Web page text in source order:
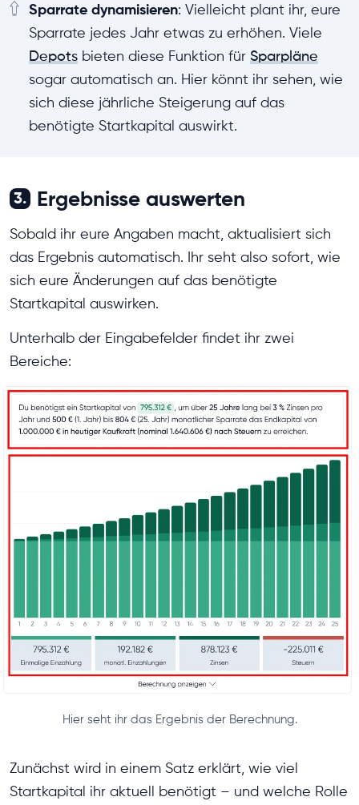
Sparrate dynamisieren: Vielleicht plant ihr, eure
Sparrate jedes Jahr etwas zu erhöhen. Viele
Depots bieten diese Funktion für Sparpläne
sogar automatisch an. Hier könnt ihr sehen, wie
sich diese jährliche Steigerung auf das
benötigte Startkapital auswirkt.
3. Ergebnisse auswerten
Sobald ihr eure Angaben macht, aktualisiert sich
das Ergebnis automatisch. Ihr seht also sofort, wie
sich eure Änderungen auf das benötigte
Startkapital auswirken.
Unterhalb der Eingabefelder findet ihr zwei
Bereiche:
Hier seht ihr das Ergebnis der Berechnung.
Zunächst wird in einem Satz erklärt, wie viel
Startkapital ihr aktuell benötigt – und welche Rolle